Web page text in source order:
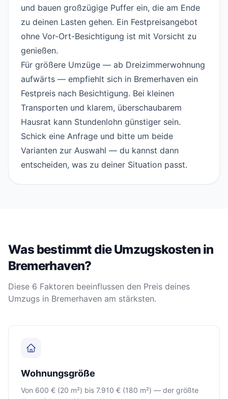
und bauen großzügige Puffer ein, die am Ende
zu deinen Lasten gehen. Ein Festpreisangebot
ohne Vor-Ort-Besichtigung ist mit Vorsicht zu
genießen.
Für größere Umzüge — ab Dreizimmerwohnung
aufwärts — empfiehlt sich in Bremerhaven ein
Festpreis nach Besichtigung. Bei kleinen
Transporten und klarem, überschaubarem
Hausrat kann Stundenlohn günstiger sein.
Schick eine Anfrage und bitte um beide
Varianten zur Auswahl — du kannst dann
entscheiden, was zu deiner Situation passt.
Was bestimmt die Umzugskosten in
Bremerhaven?
Diese 6 Faktoren beeinflussen den Preis deines
Umzugs in Bremerhaven am stärksten.
Wohnungsgröße
Von 600 € (20 m²) bis 7.910 € (180 m²) — der größte